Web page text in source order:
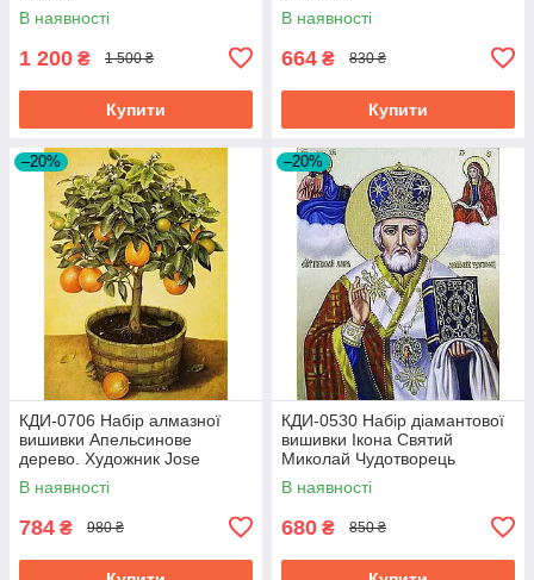
В наявності
1 200 ₴ 1 500 ₴
Купити
В наявності
664 ₴ 830 ₴
Купити
–20%
КДИ-0706 Набір алмазної
вишивки Апельсинове
дерево. Художник Jоse
Escofet
В наявності
784 ₴ 980 ₴
–20%
КДИ-0530 Набір діамантової
вишивки Ікона Святий
Миколай Чудотворець
В наявності
680 ₴ 850 ₴